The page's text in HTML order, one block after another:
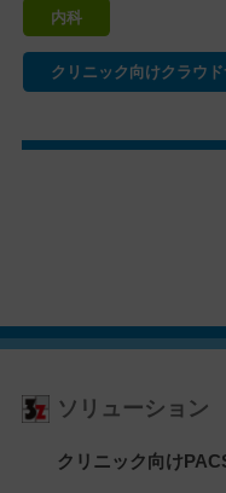
内科
クリニック向けクラウ
ソリューション
クリニック向け